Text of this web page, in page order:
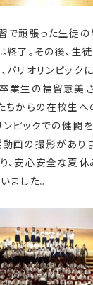
で頑張った生徒
終了。その後、生
パリオリンピック
業生の福留慧美
ちからの在校生
ンピックでの健闘
画の撮影がありま
、安心安全な夏
ました。